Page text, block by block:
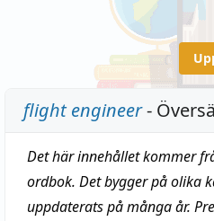
flight engineer-
Det här innehållet kommer
ordbok. Det bygger på olika
uppdaterats på många år.